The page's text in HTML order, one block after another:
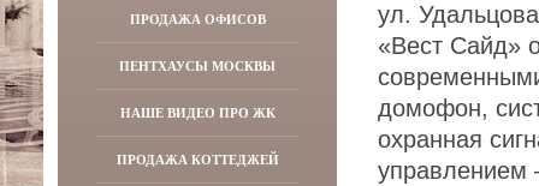
ПРОДАЖА ОФИСОВ
ПЕНТХАУСЫ МОСКВЫ
НАШЕ ВИДЕО ПРО ЖК
ПРОДАЖА КОТТЕДЖЕЙ
ул.
«Вест Сайд»
домофон,
охранная
управлением